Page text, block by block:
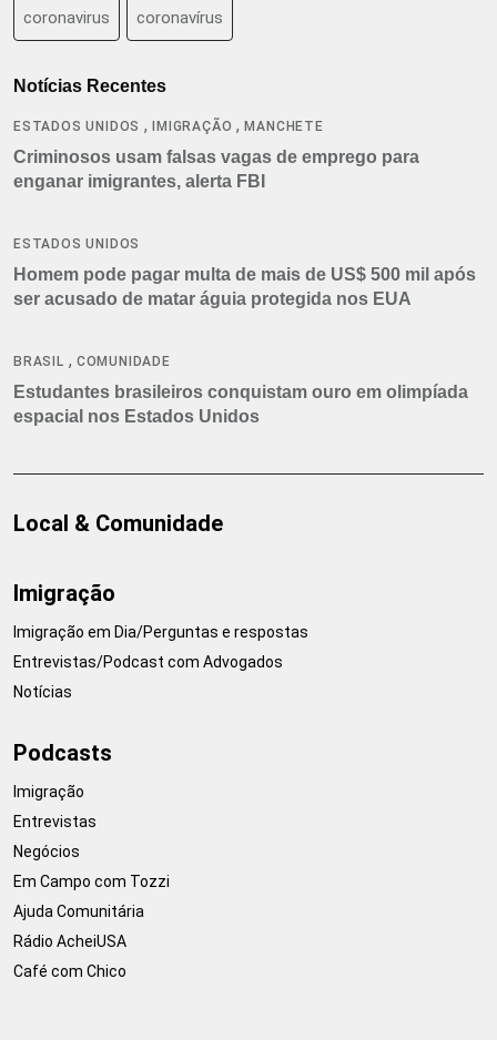
coronavirus coronavírus
Notícias Recentes
ESTADOS UNIDOS , IMIGRAÇÃO ,MANCHETE
Criminosos usam falsas vagas de emprego para
enganar imigrantes, alerta FBI
ESTADOS UNIDOS
Homem pode pagar multa de mais de US$ 500 mil após
ser acusado de matar águia protegida nos EUA
BRASIL , COMUNIDADE
Estudantes brasileiros conquistam ouro em olimpíada
espacial nos Estados Unidos
Local & Comunidade
Imigração
Imigração em Dia/Perguntas e respostas
Entrevistas/Podcast com Advogados
Notícias
Podcasts
Imigração
Entrevistas
Negócios
Em Campo com Tozzi
Ajuda Comunitária
Rádio AcheiUSA
Café com Chico